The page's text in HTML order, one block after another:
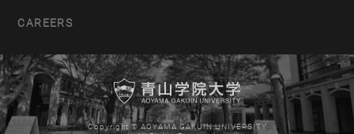
CAREERS
Copyright © AOYAMA GAKUIN UNIVERSITY